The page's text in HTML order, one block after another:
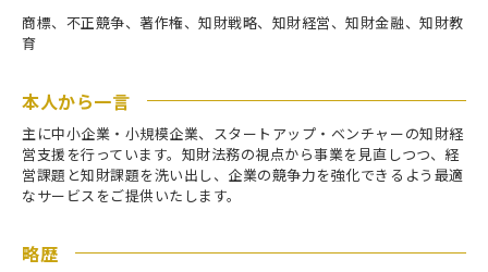
商標、不正競争、著作権、知財戦略、知財経営、知財金融、知財教
育
本人から一言
主に中小企業・小規模企業、スタートアップ・ベンチャーの知財経
営支援を行っています。知財法務の視点から事業を見直しつつ、経
営課題と知財課題を洗い出し、企業の競争力を強化できるよう最適
なサービスをご提供いたします。
略歴